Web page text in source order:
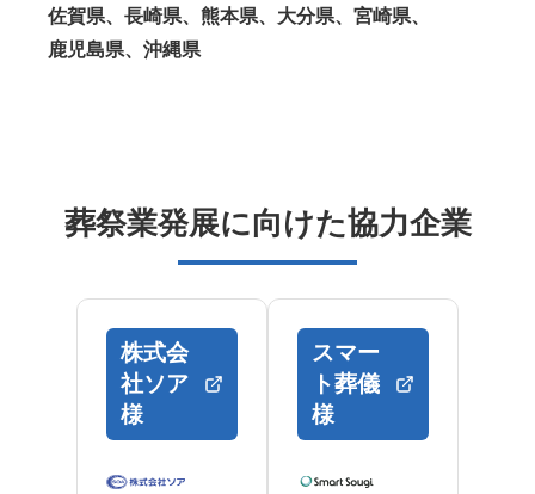
佐賀県、長崎県、熊本県、大分県、宮崎県、
鹿児島県、沖縄県
葬祭業発展に向けた協力企業
株式会
社ソア
様
スマー
ト葬儀
様